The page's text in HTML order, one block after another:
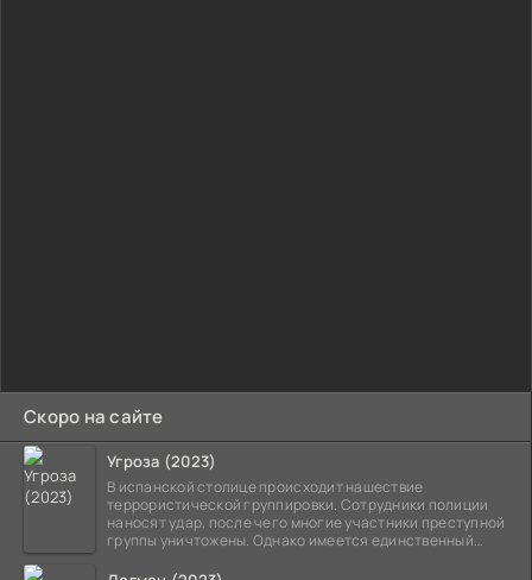
Скоро на сайте
Угроза (2023)
В испанской столице происходит нашествие
террористической группировки. Сотрудники полиции
наносят удар, после чего многие участники преступной
группы уничтожены. Однако имеется единственный